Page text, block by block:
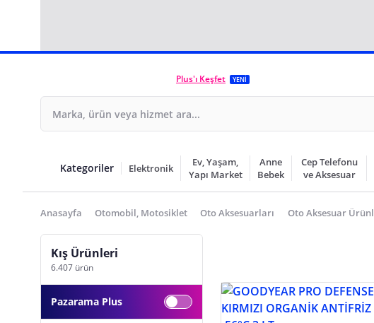
Plus'ı Keşfet YENİ
Kategoriler Elektronik
Ev, Yaşam,
Yapı Market
Anne
Bebek
Cep Telefonu
ve Aksesuar
Anasayfa Otomobil, Motosiklet Oto Aksesuarları Oto Aksesuar
Kış Ürünleri
6.407 ürün
Pazarama Plus